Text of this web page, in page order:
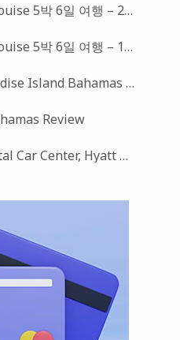
2026 캐나다 Banff & Lake Louise 5박 6일 여행 – 2편: Canmore & Mistaya Canyon Trail Head
2026 캐나다 Banff & Lake Louise 5박 6일 여행 – 1편: 발권 및 예약
Moxie의 2026 Atlantis Paradise Island Bahamas 맛집기행 – Amber, Fish by Jose Andres, Nobu Restaurant
Review
LA 여행 이모저모 – LAX Rental Car Center, Hyatt Place Suite, Laguna Beach, 그리고 LA Dodgers